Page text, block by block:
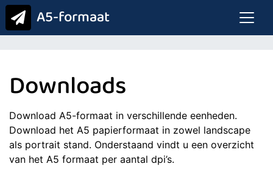
A5-formaat
Downloads
Download A5-formaat in verschillende eenheden.
Download het A5 papierformaat in zowel landscape
als portrait stand. Onderstaand vindt u een overzicht
van het A5 formaat per aantal dpi’s.